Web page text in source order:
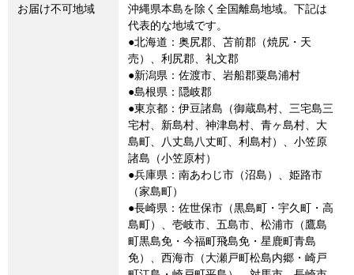
お届け不可地域
沖縄県本島を除く全国離島地域。下記は
代表的な地域です。
●北海道：奥尻郡、苫前郡（焼尻・天
売）、利尻郡、礼文郡
●新潟県：佐渡市、岩船郡粟島浦村
●島根県：隠岐郡
●東京都：伊豆諸島（御蔵島村、三宅島三
宅村、新島村、神津島村、青ヶ島村、大
島町、八丈島八丈町、利島村）、小笠原
諸島（小笠原村）
●兵庫県：南あわじ市（沼島）、姫路市
（家島町）
●長崎県：佐世保市（黒島町・宇久町・高
島町）、壱岐市、五島市、松浦市（鷹島
町黒島免・今福町飛島免・星鹿町青島
免）、西海市（大瀬戸町松島内郷・崎戸